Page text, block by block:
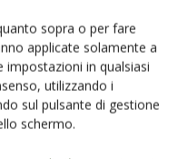
sopra o per fare
applicate solamente a
impostazioni in qualsiasi
utilizzando i
sul pulsante di gestione
schermo.